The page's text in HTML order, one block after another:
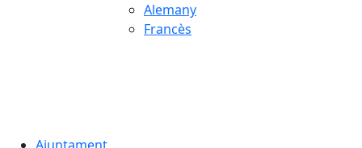
Alemany
Francès